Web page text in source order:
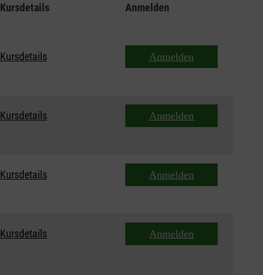
Kursdetails Anmelden
Kursdetails Anmelden
Kursdetails Anmelden
Kursdetails Anmelden
Kursdetails Anmelden